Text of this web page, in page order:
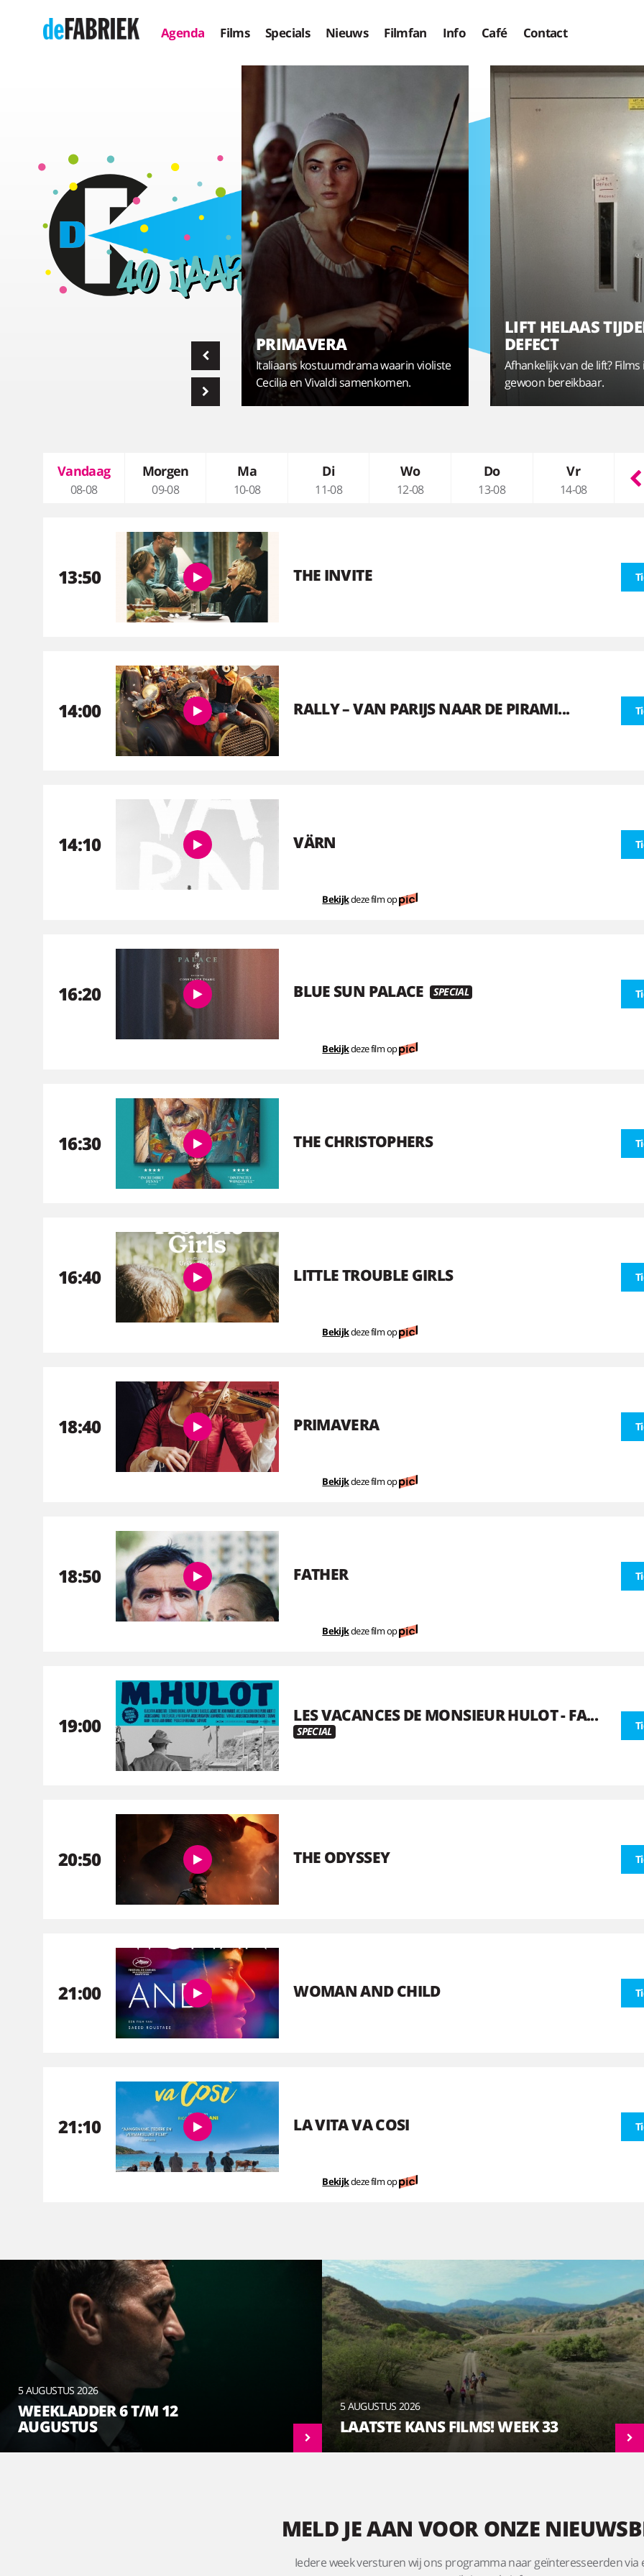
Agenda Films Specials Nieuws Filmfan Info Café Contact
PREVIOUSLY
PRIMAVERA
Italiaans kostuumdrama waarin violiste
Cecilia en Vivaldi samenkomen.
LIFT HELAAS
DEFECT
Afhankelijk van de lift? Films
gewoon bereikbaar.
Vandaag
08-08
Morgen
09-08
Ma
10-08
Di
11-08
Wo
12-08
Do
13-08
Vr
14-08
13:50 THE INVITE
14:00 RALLY – VAN PARIJS NAAR DE PIRAMI...
14:10 VÄRN
Bekijkdeze film op
16:20 BLUE SUN PALACE SPECIAL
Bekijkdeze film op
16:30 THE CHRISTOPHERS
16:40 LITTLE TROUBLE GIRLS
Bekijkdeze film op
18:40 PRIMAVERA
Bekijkdeze film op
18:50 FATHER
Bekijkdeze film op
19:00 LES VACANCES DE MONSIEUR HULOT - FA...
SPECIAL
20:50 THE ODYSSEY
21:00 WOMAN AND CHILD
21:10 LA VITA VA COSI
Bekijkdeze film op
5 AUGUSTUS 2026
WEEKLADDER 6 T/M 12
AUGUSTUS
5 AUGUSTUS 2026
LAATSTE KANS FILMS! WEEK 33
MELD JE AAN VOOR ONZE
Iedere week versturen wij ons programma naar geïnteresseerden via